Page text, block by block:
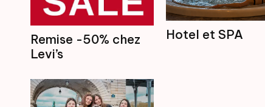
Remise -50% chez
Levi’s
Hotel et SPA